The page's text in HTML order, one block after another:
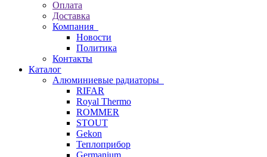
Оплата
Доставка
Компания
Новости
Политика
Контакты
Каталог
Алюминиевые радиаторы
RIFAR
Royal Thermo
ROMMER
STOUT
Gekon
Теплоприбор
Germanium